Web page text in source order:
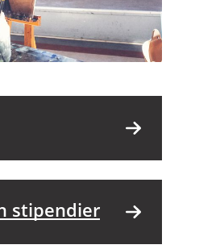
stipendier